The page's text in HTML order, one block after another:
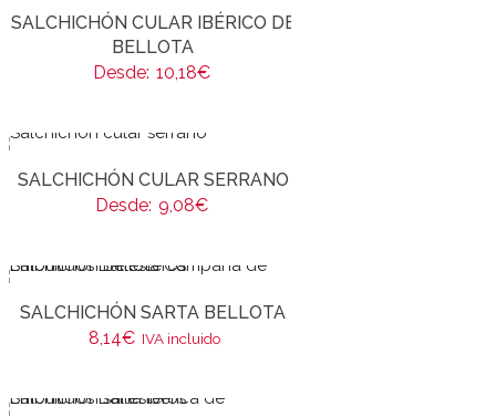
SALCHICHÓN CULAR IBÉRICO DE
BELLOTA
Desde: 10,18€
SALCHICHÓN CULAR SERRANO
Desde: 9,08€
SALCHICHÓN SARTA BELLOTA
8,14€ IVA incluido